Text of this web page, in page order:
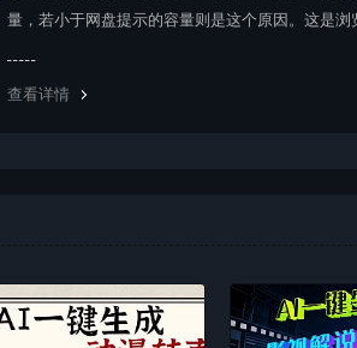
量，若小于网盘提示的容量则是这个原因。这是浏
查看详情